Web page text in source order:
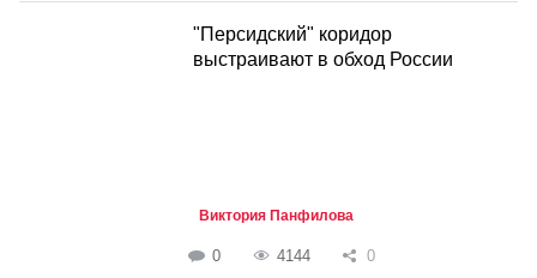
"Персидский" коридор
выстраивают в обход России
Виктория Панфилова
0 4144 0